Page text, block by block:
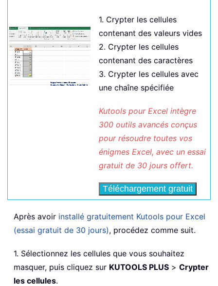
1. Crypter les cellules
contenant des valeurs vides
2. Crypter les cellules
contenant des caractères
3. Crypter les cellules avec
une chaîne spécifiée
Kutools pour Excel intègre
300 outils avancés conçus
pour résoudre toutes vos
énigmes Excel, avec un essai
gratuit de 30 jours offert.
Téléchargement gratuit
Après avoir installé gratuitement Kutools pour Excel
(essai gratuit de 30 jours), procédez comme suit.
1. Sélectionnez les cellules que vous souhaitez
masquer, puis cliquez sur KUTOOLS PLUS > Crypter
les cellules.